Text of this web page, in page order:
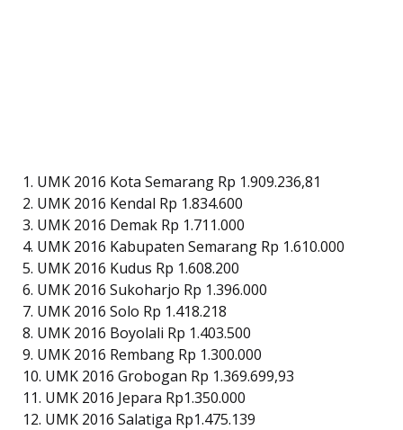
1. UMK 2016 Kota Semarang Rp 1.909.236,81
2. UMK 2016 Kendal Rp 1.834.600
3. UMK 2016 Demak Rp 1.711.000
4. UMK 2016 Kabupaten Semarang Rp 1.610.000
5. UMK 2016 Kudus Rp 1.608.200
6. UMK 2016 Sukoharjo Rp 1.396.000
7. UMK 2016 Solo Rp 1.418.218
8. UMK 2016 Boyolali Rp 1.403.500
9. UMK 2016 Rembang Rp 1.300.000
10. UMK 2016 Grobogan Rp 1.369.699,93
11. UMK 2016 Jepara Rp1.350.000
12. UMK 2016 Salatiga Rp1.475.139